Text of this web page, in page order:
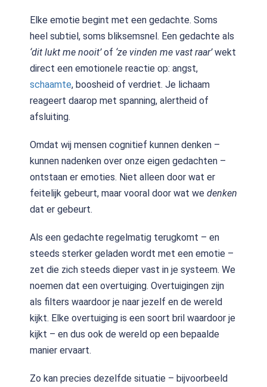
Elke emotie begint met een gedachte. Soms
heel subtiel, soms bliksemsnel. Een gedachte als
‘dit lukt me nooit’of ‘ze vinden me vast raar’wekt
direct een emotionele reactie op: angst,
schaamte, boosheid of verdriet. Je lichaam
reageert daarop met spanning, alertheid of
afsluiting.
Omdat wij mensen cognitief kunnen denken –
kunnen nadenken over onze eigen gedachten –
ontstaan er emoties. Niet alleen door wat er
feitelijk gebeurt, maar vooral door wat we denken
dat er gebeurt.
Als een gedachte regelmatig terugkomt – en
steeds sterker geladen wordt met een emotie –
zet die zich steeds dieper vast in je systeem. We
noemen dat een overtuiging. Overtuigingen zijn
als filters waardoor je naar jezelf en de wereld
kijkt. Elke overtuiging is een soort bril waardoor je
kijkt – en dus ook de wereld op een bepaalde
manier ervaart.
Zo kan precies dezelfde situatie – bijvoorbeeld